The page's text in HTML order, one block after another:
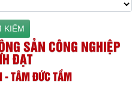
KIẾM
SẢN CÔNG NGHIỆP
ĐẠT
- TÂM ĐỨC TẦM